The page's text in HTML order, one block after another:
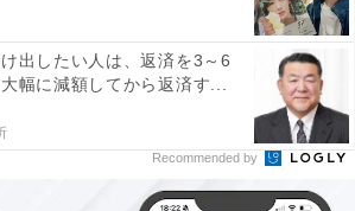
出したい人は、返済を3～6
幅に減額してから返済す...
Recommended by